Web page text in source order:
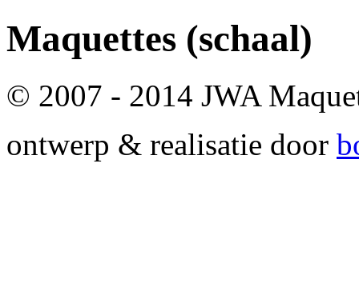
Maquettes (schaal)
© 2007 - 2014 JWA
ontwerp & realisatie door